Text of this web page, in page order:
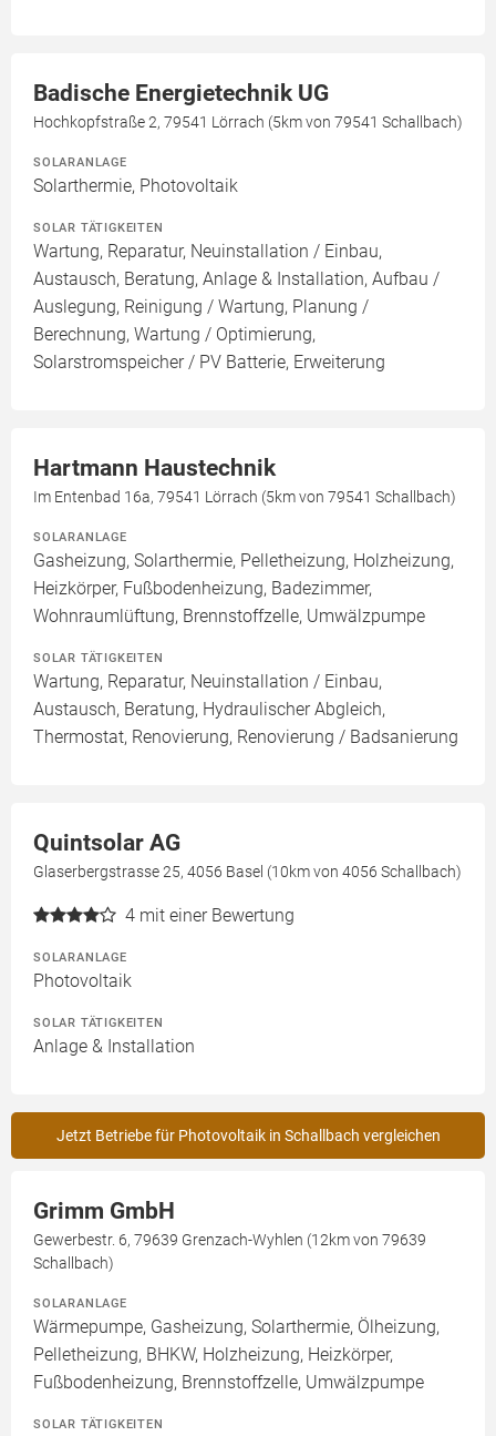
Badische Energietechnik UG
Hochkopfstraße 2, 79541 Lörrach (5km von 79541 Schallbach)
SOLARANLAGE
Solarthermie, Photovoltaik
SOLAR TÄTIGKEITEN
Wartung, Reparatur, Neuinstallation / Einbau,
Austausch, Beratung, Anlage & Installation, Aufbau /
Auslegung, Reinigung / Wartung, Planung /
Berechnung, Wartung / Optimierung,
Solarstromspeicher / PV Batterie, Erweiterung
Hartmann Haustechnik
Im Entenbad 16a, 79541 Lörrach (5km von 79541 Schallbach)
SOLARANLAGE
Gasheizung, Solarthermie, Pelletheizung, Holzheizung,
Heizkörper, Fußbodenheizung, Badezimmer,
Wohnraumlüftung, Brennstoffzelle, Umwälzpumpe
SOLAR TÄTIGKEITEN
Wartung, Reparatur, Neuinstallation / Einbau,
Austausch, Beratung, Hydraulischer Abgleich,
Thermostat, Renovierung, Renovierung / Badsanierung
Quintsolar AG
Glaserbergstrasse 25, 4056 Basel (10km von 4056 Schallbach)
4 mit einer Bewertung
SOLARANLAGE
Photovoltaik
SOLAR TÄTIGKEITEN
Anlage & Installation
Jetzt Betriebe für Photovoltaik in Schallbach vergleichen
Grimm GmbH
Gewerbestr. 6, 79639 Grenzach-Wyhlen (12km von 79639
Schallbach)
SOLARANLAGE
Wärmepumpe, Gasheizung, Solarthermie, Ölheizung,
Pelletheizung, BHKW, Holzheizung, Heizkörper,
Fußbodenheizung, Brennstoffzelle, Umwälzpumpe
SOLAR TÄTIGKEITEN